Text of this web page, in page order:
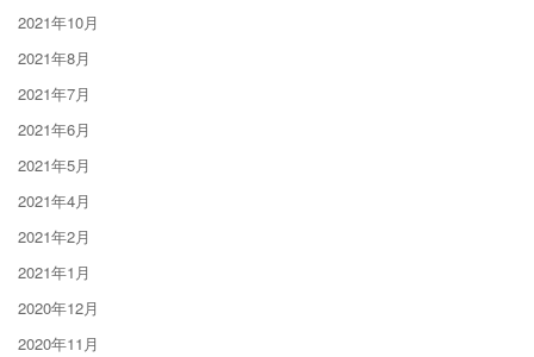
2021年10月
2021年8月
2021年7月
2021年6月
2021年5月
2021年4月
2021年2月
2021年1月
2020年12月
2020年11月